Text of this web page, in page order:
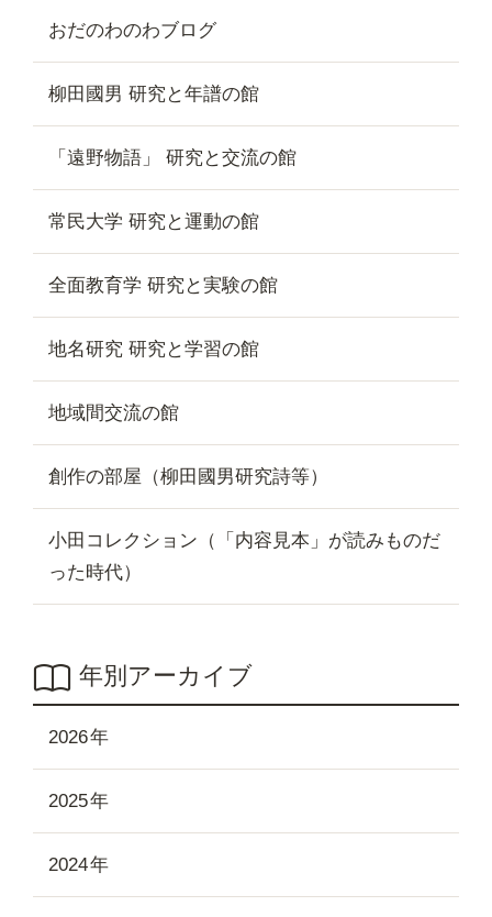
おだのわのわブログ
柳田國男 研究と年譜の館
「遠野物語」 研究と交流の館
常民大学 研究と運動の館
全面教育学 研究と実験の館
地名研究 研究と学習の館
地域間交流の館
創作の部屋（柳田國男研究詩等）
小田コレクション（「内容見本」が読みものだ
った時代）
年別アーカイブ
2026
2025
2024